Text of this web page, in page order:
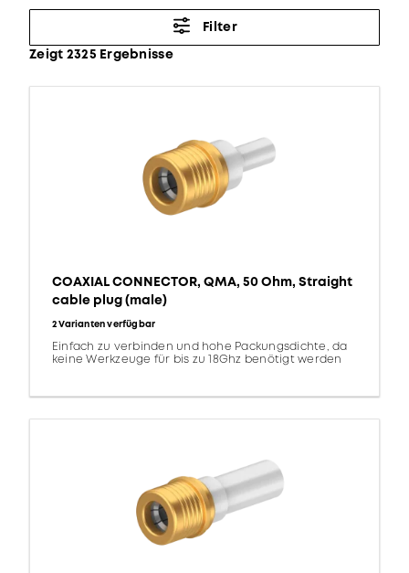
Filter
Zeigt 2325 Ergebnisse
COAXIAL CONNECTOR, QMA, 50 Ohm, Straight
cable plug (male)
2 Varianten verfügbar
Einfach zu verbinden und hohe Packungsdichte, da
keine Werkzeuge für bis zu 18Ghz benötigt werden